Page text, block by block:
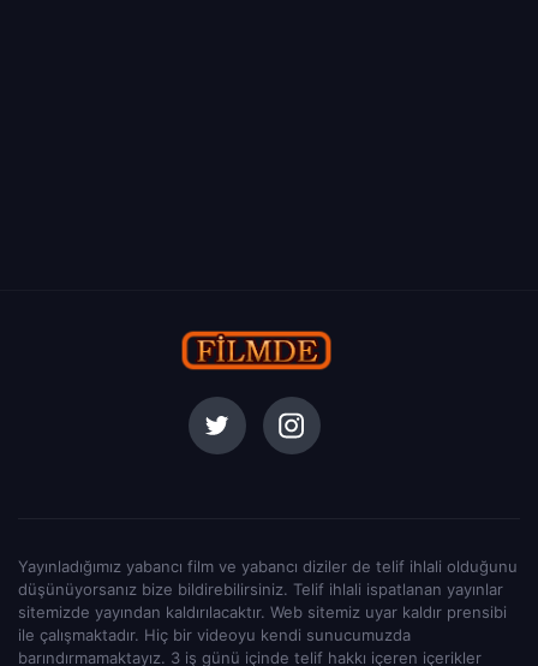
Yayınladığımız yabancı film ve yabancı diziler de telif ihlali olduğunu
düşünüyorsanız bize bildirebilirsiniz. Telif ihlali ispatlanan yayınlar
sitemizde yayından kaldırılacaktır. Web sitemiz uyar kaldır prensibi
ile çalışmaktadır. Hiç bir videoyu kendi sunucumuzda
barındırmamaktayız. 3 iş günü içinde telif hakkı içeren içerikler